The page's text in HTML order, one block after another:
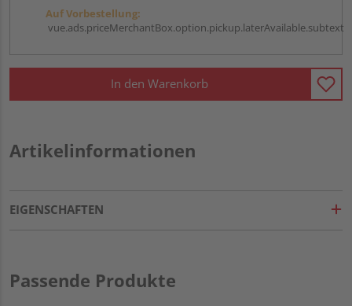
Auf Vorbestellung:
vue.ads.priceMerchantBox.option.pickup.laterAvailable.subtext
In den Warenkorb
Artikelinformationen
EIGENSCHAFTEN
Passende Produkte